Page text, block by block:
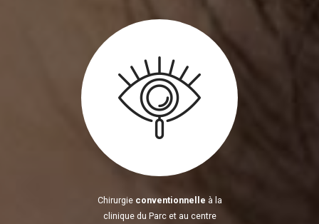
Chirurgie conventionnelle à la
clinique du Parc et au centre